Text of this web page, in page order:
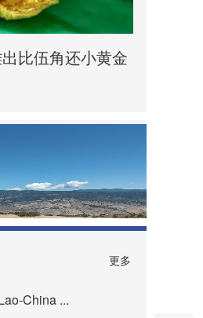
比伍角还小黄金
更多
China ...